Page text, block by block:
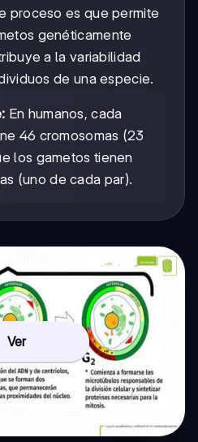
proceso es que permite
genéticamente
a la variabilidad
de una especie.
En humanos, cada
46 cromosomas (23
los gametos tienen
(uno de cada par).
Ver